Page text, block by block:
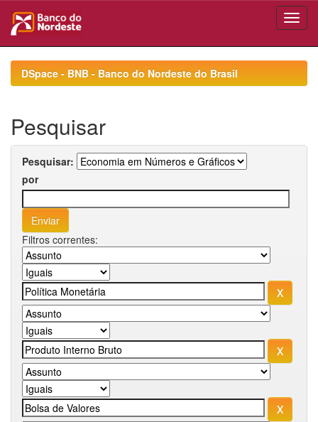
navigationDSpace - BNB - Banco do Nordeste do Brasil
Pesquisar
Pesquisar:
por
Filtros correntes: